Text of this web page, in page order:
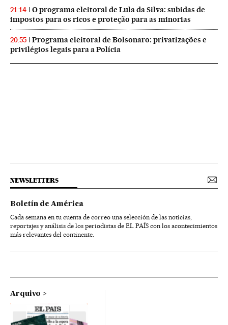
21:14
O programa eleitoral de Lula da Silva: subidas de
impostos para os ricos e proteção para as minorias
20:55
Programa eleitoral de Bolsonaro: privatizações e
privilégios legais para a Polícia
NEWSLETTERS
Boletín de América
Cada semana en tu cuenta de correo una selección de las noticias,
reportajes y análisis de los periodistas de EL PAÍS con los acontecimientos
más relevantes del continente.
Arquivo